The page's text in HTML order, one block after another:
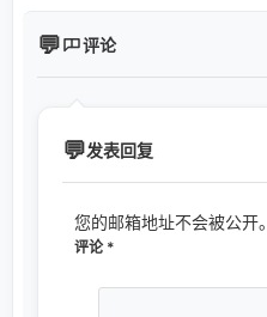
评论
发表回复
您的邮箱地址不会被公开。
评论 *